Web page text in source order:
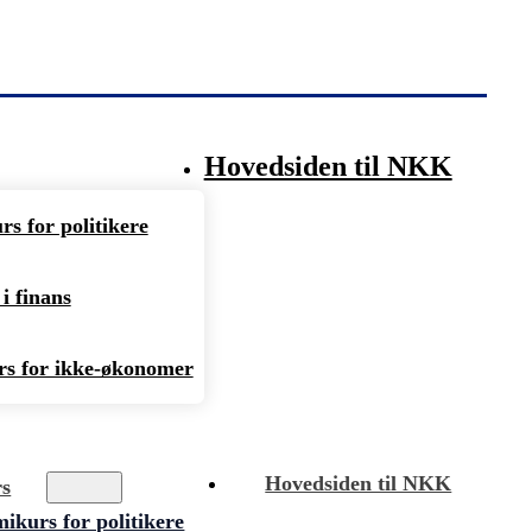
for politikere
finans
for ikke-økonomer
Hovedsiden til NKK
for politikere
Hovedsiden til NKK